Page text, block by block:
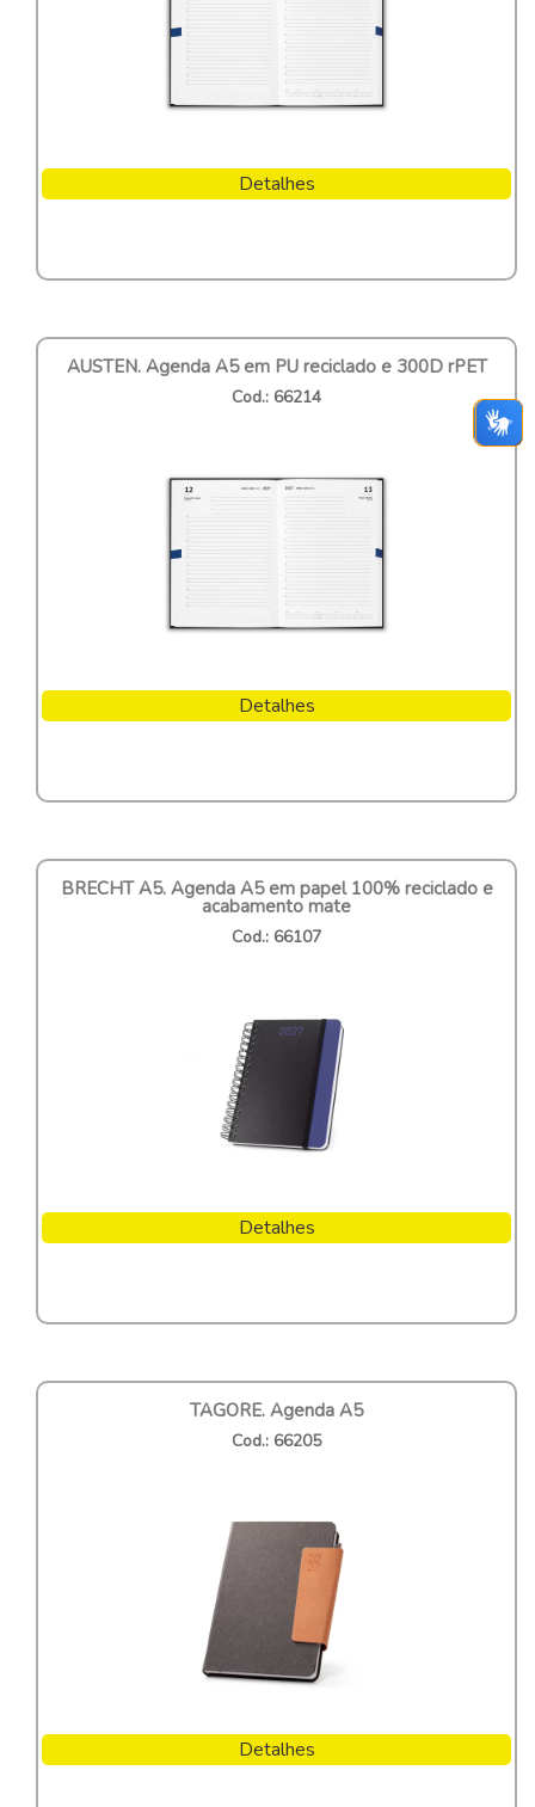
Detalhes
AUSTEN. Agenda A5 em PU reciclado e 300D rPET
Cod.: 66214
Detalhes
BRECHT A5. Agenda A5 em papel 100% reciclado e
acabamento mate
Cod.: 66107
Detalhes
TAGORE. Agenda A5
Cod.: 66205
Detalhes